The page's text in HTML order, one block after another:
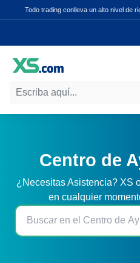
Todo trading conlleva un alto nivel de
Centro de
¿Necesitas Asistencia? XS
en cualquier